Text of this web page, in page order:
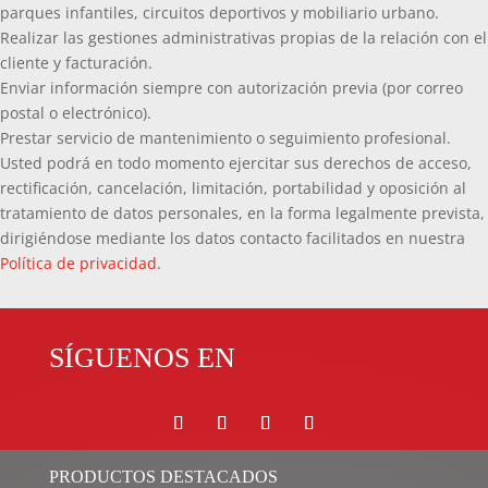
parques infantiles, circuitos deportivos y mobiliario urbano.
Realizar las gestiones administrativas propias de la relación con el
cliente y facturación.
Enviar información siempre con autorización previa (por correo
postal o electrónico).
Prestar servicio de mantenimiento o seguimiento profesional.
Usted podrá en todo momento ejercitar sus derechos de acceso,
rectificación, cancelación, limitación, portabilidad y oposición al
tratamiento de datos personales, en la forma legalmente prevista,
dirigiéndose mediante los datos contacto facilitados en nuestra
Política de privacidad.
SÍGUENOS EN
PRODUCTOS DESTACADOS